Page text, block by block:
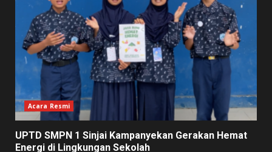
Acara Resmi
UPTD SMPN 1 Sinjai Kampanyekan Gerakan Hemat
Energi di Lingkungan Sekolah